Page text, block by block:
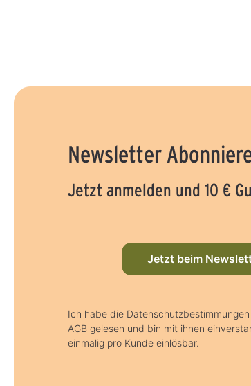
Newsletter
Jetzt anmelden und 10 €
Jetzt beim
Ich habe die
AGB gelesen und bin mit ihnen
einmalig pro Kunde einlösbar.